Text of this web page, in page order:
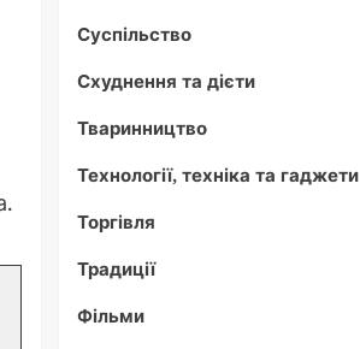
Суспільство
Схуднення та дієти
Тваринництво
Технології, техніка та гаджети
Торгівля
Традиції
Фільми